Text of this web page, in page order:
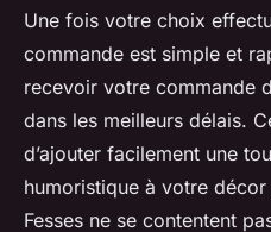
Une fois votre choix
commande est simple et
recevoir votre commande
dans les meilleurs délais.
d’ajouter facilement une
humoristique à votre
Fesses ne se contentent